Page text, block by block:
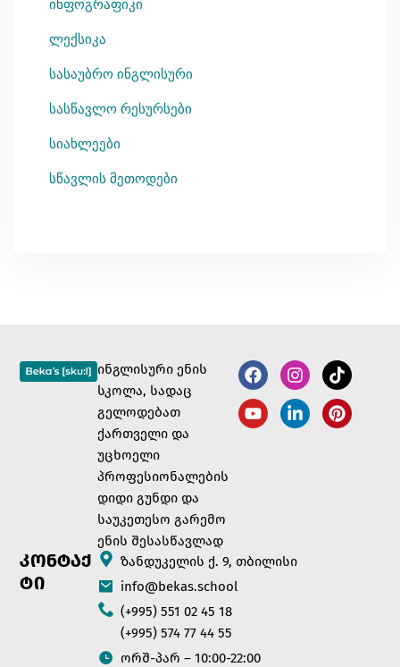
ინფოგრაფიკი
ლექსიკა
სასაუბრო ინგლისური
სასწავლო რესურსები
სიახლეები
სწავლის მეთოდები
ინგლისური ენის
სკოლა, სადაც
გელოდებათ
ქართველი და
უცხოელი
პროფესიონალების
დიდი გუნდი და
საუკეთესო გარემო
ენის შესასწავლად
ᲙᲝᲜᲢᲐᲥ
ᲢᲘ
ზანდუკელის ქ. 9, თბილისი
info@bekas.school
(+995) 551 02 45 18
(+995) 574 77 44 55
ორშ-პარ – 10:00-22:00